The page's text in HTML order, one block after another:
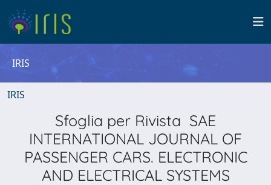
IRIS
IRIS
Sfoglia per Rivista SAE
INTERNATIONAL JOURNAL OF
PASSENGER CARS. ELECTRONIC
AND ELECTRICAL SYSTEMS